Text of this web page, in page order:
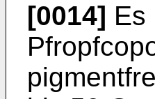
[0014] Es